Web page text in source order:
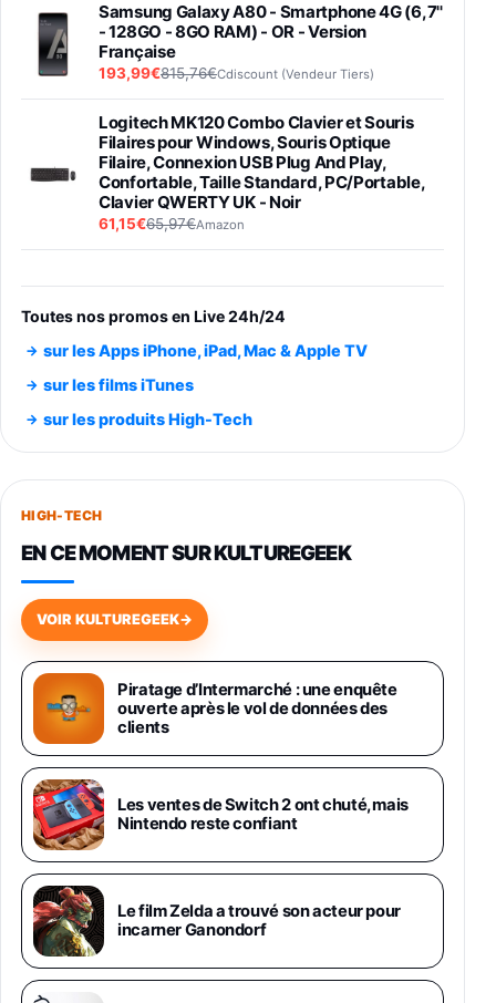
Samsung Galaxy A80 - Smartphone 4G (6,7''
- 128GO - 8GO RAM) - OR - Version
Française
193,99€815,76€Cdiscount (Vendeur Tiers)
Logitech MK120 Combo Clavier et Souris
Filaires pour Windows, Souris Optique
Filaire, Connexion USB Plug And Play,
Confortable, Taille Standard, PC/Portable,
Clavier QWERTY UK - Noir
61,15€65,97€Amazon
entraénement direct 3 vitesses (33-45-78
trs/min) avec pre-ampli intégré et port USB
Smartphone SAMSUNG Galaxy S26 Ultra
891,99€1199€Fnac (Vendeur Tiers)
Smartphone SAMSUNG Galaxy S26+ Violet
749,99€
648,63€834,71€
Samsung Galaxy Miracle Ultra, Smartphone
Android 5G avec Galaxy AI, 512 Go,
Chargeur Secteur Rapide 25W Inclus,
Smartphone déverrouillé, Noir, Version FR
1019€
Galaxy S26 Ultra 512 Go Bleu
1019€1399€ Fnac (Vendeur Tiers)
Galaxy S26 Ultra 256 Go Violet
892€1199€Fnac (Vendeur Tiers)
Philips SHK2000BL - Casque Enfant - Bleu &
Répartiteur Audio 5 Casques, Blanc
Toutes nos promos en Live 24h/24
sur les Apps iPhone, iPad, Mac & Apple TV
sur les films iTunes
sur les produits High-Tech
HIGH-TECH
EN CE MOMENT SUR KULTUREGEEK
VOIR KULTUREGEEK→
Piratage d’Intermarché : une enquête
ouverte après le vol de données des
clients
Les ventes de Switch 2 ont chuté, mais
Nintendo reste confiant
Le film Zelda a trouvé son acteur pour
incarner Ganondorf